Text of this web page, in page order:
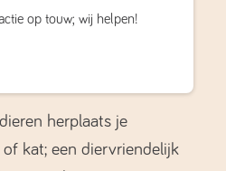
op touw; wij helpen!
herplaats je
kat; een diervriendelijk